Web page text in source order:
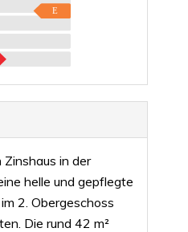
E
in der
helle und gepflegte
2. Obergeschoss
Die rund 42 m²